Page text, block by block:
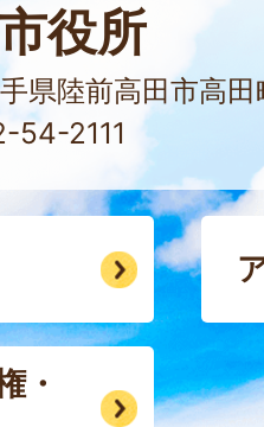
役所
県陸前高田市高田
54-2111
・